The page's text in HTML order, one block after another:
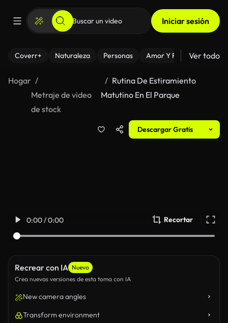
Iniciar sesión
Coverr+ Naturaleza Personas Amor Y Relaciones
Ver todo
Hogar
Metraje de video
de stock
Rutina De Estiramiento
Matutino En El Parque
Descargar Gratis
0:00 / 0:00 Recortar
Recrear con IA Nuevo
Crea nuevas versiones de esta toma con IA
New camera angles
Transform environment